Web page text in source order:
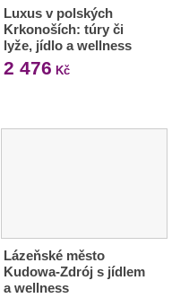
Luxus v polských
Krkonoších: túry či
lyže, jídlo a wellness
2 476 Kč
Lázeňské město
Kudowa-Zdrój s jídlem
a wellness